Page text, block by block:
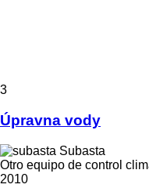
3
Úpravna vody
Subasta
Otro equipo de control
2010